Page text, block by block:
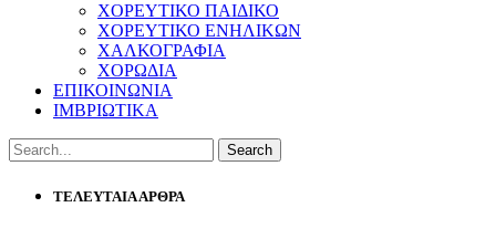
ΧΟΡΕΥΤΙΚΟ ΠΑΙΔΙΚΟ
ΧΟΡΕΥΤΙΚΟ ΕΝΗΛΙΚΩΝ
ΧΑΛΚΟΓΡΑΦΙΑ
ΧΟΡΩΔΙΑ
ΕΠΙΚΟΙΝΩΝΙΑ
ΙΜΒΡΙΩΤΙΚΑ
ΤΕΛΕΥΤΑΙΑ ΑΡΘΡΑ